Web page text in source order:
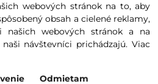
Všetky práva vyhradené.
webových stránok na to, aby
obsah a cielené reklamy,
našich webových stránok a na
návštevníci prichádzajú.Viac
Odmietam